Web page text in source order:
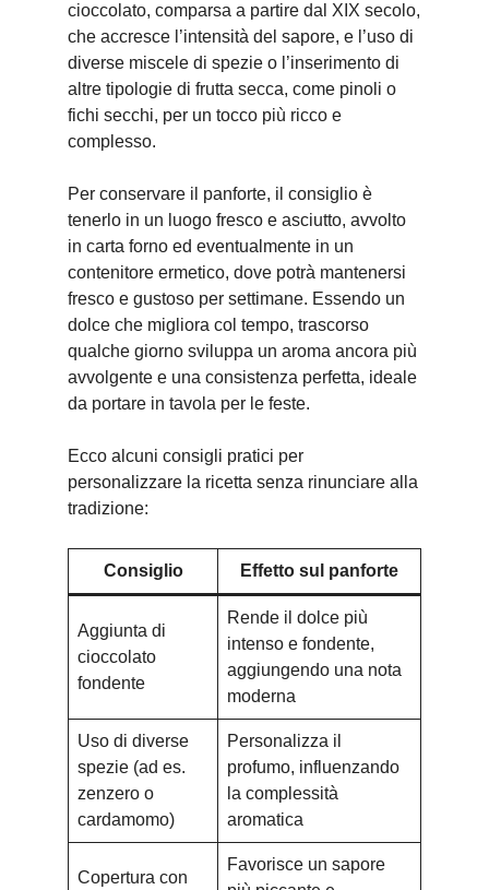
cioccolato, comparsa a partire dal XIX secolo,
che accresce l’intensità del sapore, e l’uso di
diverse miscele di spezie o l’inserimento di
altre tipologie di frutta secca, come pinoli o
fichi secchi, per un tocco più ricco e
complesso.
Per conservare il panforte, il consiglio è
tenerlo in un luogo fresco e asciutto, avvolto
in carta forno ed eventualmente in un
contenitore ermetico, dove potrà mantenersi
fresco e gustoso per settimane. Essendo un
dolce che migliora col tempo, trascorso
qualche giorno sviluppa un aroma ancora più
avvolgente e una consistenza perfetta, ideale
da portare in tavola per le feste.
Ecco alcuni consigli pratici per
personalizzare la ricetta senza rinunciare alla
tradizione:
Consiglio Effetto sul panforte
Aggiunta di
cioccolato
fondente
Rende il dolce più
intenso e fondente,
aggiungendo una nota
moderna
Uso di diverse
spezie (ad es.
zenzero o
cardamomo)
Personalizza il
profumo, influenzando
la complessità
aromatica
Copertura con
Favorisce un sapore